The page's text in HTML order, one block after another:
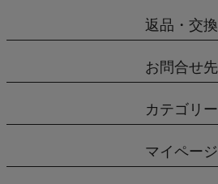
返品・交換
お問合せ先
カテゴリー
マイページ